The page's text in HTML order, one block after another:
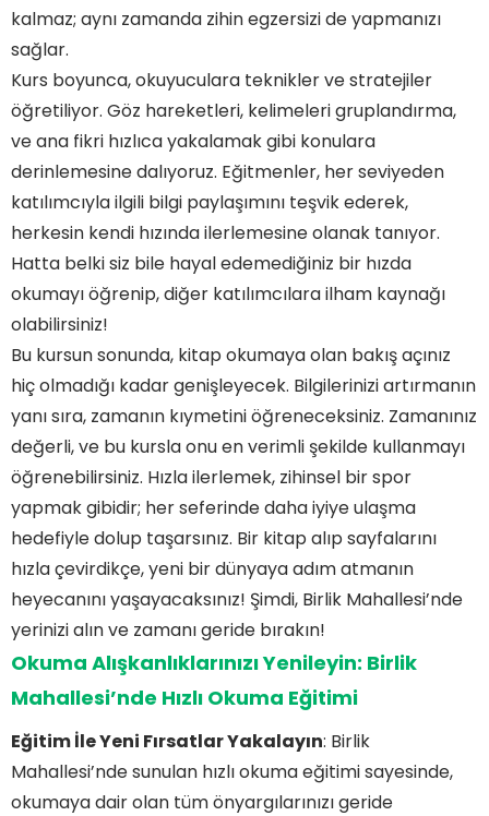
kalmaz; aynı zamanda zihin egzersizi de yapmanızı
sağlar.
Kurs boyunca, okuyuculara teknikler ve stratejiler
öğretiliyor. Göz hareketleri, kelimeleri gruplandırma,
ve ana fikri hızlıca yakalamak gibi konulara
derinlemesine dalıyoruz. Eğitmenler, her seviyeden
katılımcıyla ilgili bilgi paylaşımını teşvik ederek,
herkesin kendi hızında ilerlemesine olanak tanıyor.
Hatta belki siz bile hayal edemediğiniz bir hızda
okumayı öğrenip, diğer katılımcılara ilham kaynağı
olabilirsiniz!
Bu kursun sonunda, kitap okumaya olan bakış açınız
hiç olmadığı kadar genişleyecek. Bilgilerinizi artırmanın
yanı sıra, zamanın kıymetini öğreneceksiniz. Zamanınız
değerli, ve bu kursla onu en verimli şekilde kullanmayı
öğrenebilirsiniz. Hızla ilerlemek, zihinsel bir spor
yapmak gibidir; her seferinde daha iyiye ulaşma
hedefiyle dolup taşarsınız. Bir kitap alıp sayfalarını
hızla çevirdikçe, yeni bir dünyaya adım atmanın
heyecanını yaşayacaksınız! Şimdi, Birlik Mahallesi’nde
yerinizi alın ve zamanı geride bırakın!
Okuma Alışkanlıklarınızı Yenileyin: Birlik
Mahallesi’nde Hızlı Okuma Eğitimi
Eğitim İle Yeni Fırsatlar Yakalayın: Birlik
Mahallesi’nde sunulan hızlı okuma eğitimi sayesinde,
okumaya dair olan tüm önyargılarınızı geride